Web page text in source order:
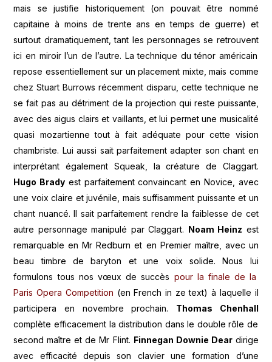
mais se justifie historiquement(on pouvait être nommé
capitaine à moins de trente ans en temps de guerre) et
surtout dramatiquement, tant les personnages se retrouvent
ici en miroir l’un del’autre. La technique du ténor américain
repose essentiellement sur un placement mixte, mais comme
chez Stuart Burrows récemment disparu, cette technique ne
se fait pas au détriment de la projection qui reste puissante,
avec des aigus clairs et vaillants, et lui permet une musicalité
quasi mozartienne tout à fait adéquate pour cette vision
chambriste. Lui aussi sait parfaitement adapter son chant en
interprétant également Squeak, la créature de Claggart.
Hugo Brady est parfaitementconvaincant en Novice, avec
une voix claire et juvénile, mais suffisamment puissante et un
chant nuancé. Il sait parfaitement rendre la faiblesse de cet
autre personnage manipulé par Claggart. Noam Heinz est
remarquable en Mr Redburn et en Premier maître, avec un
beautimbre de baryton et une voix solide. Nous lui
formulons tous nos vœux de succès pour la finale de la
Paris Opera Competition (en French in ze text) à laquelle il
participera en novembre prochain. Thomas Chenhall
complète efficacement la distribution dans le double rôle de
second maître et de Mr Flint. Finnegan Downie Deardirige
avec efficacité depuis son clavier une formation d’une